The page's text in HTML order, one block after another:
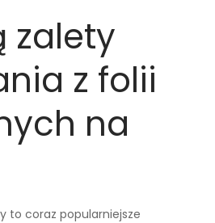
zalety
z folii
na
to coraz popularniejsze